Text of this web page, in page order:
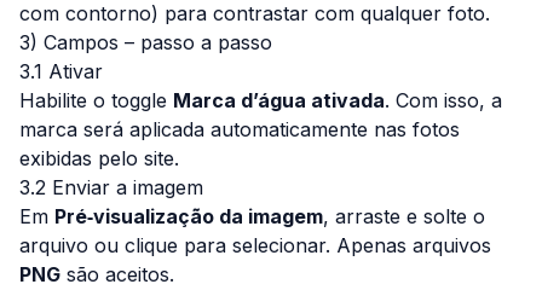
com contorno) para contrastar com qualquer foto.
3) Campos – passo a passo
3.1 Ativar
Habilite o toggle Marca d’água ativada. Com isso, a
marca será aplicada automaticamente nas fotos
exibidas pelo site.
3.2 Enviar a imagem
Em Pré‑visualização da imagem, arraste e solte o
arquivo ou clique para selecionar. Apenas arquivos
PNG são aceitos.